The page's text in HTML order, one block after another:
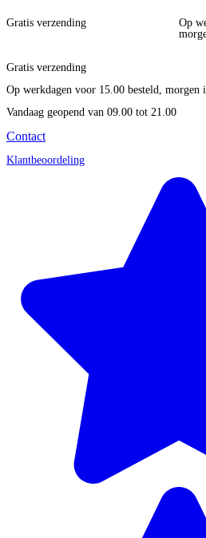
Gratis verzending
Op
Gratis verzending
Op werkdagen voor 15.00 besteld, morgen
Vandaag geopend van 09.00 tot 21.00
Contact
Klantbeoordeling